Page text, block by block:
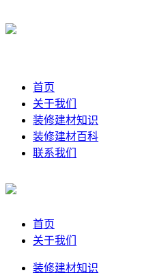
首页
关于我们
装修建材知识
装修建材百科
联系我们
首页
关于我们
装修建材知识